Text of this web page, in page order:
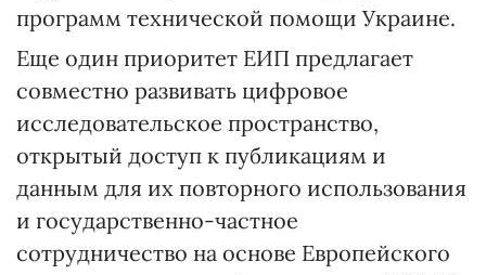
программ технической помощи Украине.
Еще один приоритет ЕИП предлагает
совместно развивать цифровое
исследовательское пространство,
открытый доступ к публикациям и
данным для их повторного использования
и государственно-частное
сотрудничество на основе Европейского